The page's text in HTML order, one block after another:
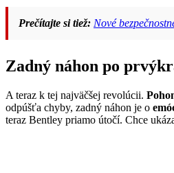
Prečítajte si tiež: Nové
Zadný náhon po
A teraz k tej najväčšej revolúcii.
odpúšťa chyby, zadný náhon je o
teraz Bentley priamo útočí. Chce